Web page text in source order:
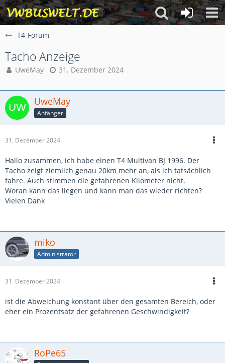
T4-Forum
Tacho Anzeige
UweMay 31. Dezember 2024
UweMay
Anfänger
31. Dezember 2024
Hallo zusammen, ich habe einen T4 Multivan BJ 1996. Der
Tacho zeigt ziemlich genau 20km mehr an, als ich tatsächlich
fahre. Auch stimmen die gefahrenen Kilometer nicht.
Woran kann das liegen und kann man das wieder richten?
Vielen Dank
miko
Administrator
31. Dezember 2024
ist die Abweichung konstant über den gesamten Bereich, oder
eher ein Prozentsatz der gefahrenen Geschwindigkeit?
RoPe65